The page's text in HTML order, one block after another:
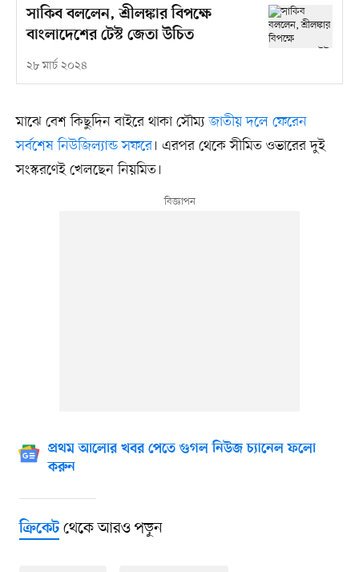
সাকিব বললেন, শ্রীলঙ্কার বিপক্ষে
বাংলাদেশের টেস্ট জেতা উচিত
২৮ মার্চ ২০২৪
মাঝে বেশ কিছুদিন বাইরে থাকা সৌম্যজাতীয় দলে ফেরেন
সর্বশেষ নিউজিল্যান্ড সফরে। এরপর থেকে সীমিত ওভারের দুই
সংস্করণেই খেলছেন নিয়মিত।
প্রথম আলোর খবর পেতে গুগল নিউজ চ্যানেল ফলো
করুন
ক্রিকেটথেকে আরও পড়ুন